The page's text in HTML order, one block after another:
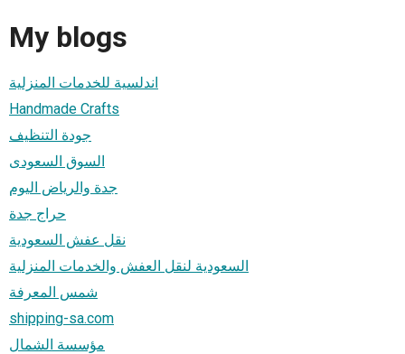
My blogs
اندلسية للخدمات المنزلية
Handmade Crafts
جودة التنظيف
السوق السعودى
جدة والرياض اليوم
حراج جدة
نقل عفش السعودية
السعودية لنقل العفش والخدمات المنزلية
شمس المعرفة
shipping-sa.com
مؤسسة الشمال